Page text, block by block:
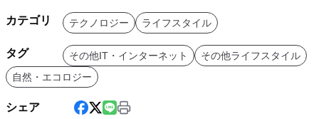
カテゴリ テクノロジー ライフスタイル
タグ その他IT・インターネット
その他ライフスタイル
自然・エコロジー
シェア